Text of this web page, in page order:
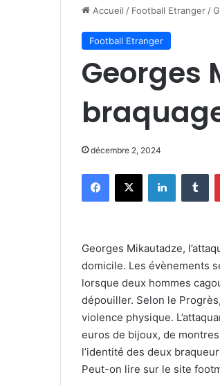
Accueil / Football Etranger /
Football Etranger
Georges
décembre 2, 2024
Facebook
X Linkedin
Georges Mikautadze,
domicile. Les évènements
lorsque deux hommes
dépouiller. Selon le
violence physique.
euros de bijoux, de
l’identité des deux
Peut-on lire sur le site